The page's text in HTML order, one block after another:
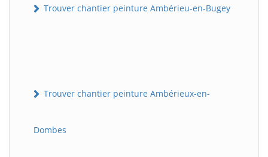
Trouver chantier peinture Ambérieu-en-Bugey
Trouver chantier peinture Ambérieux-en-
Dombes